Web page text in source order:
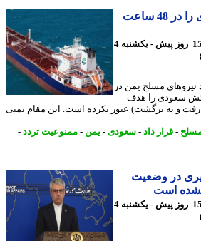
یمن 3 نفتکش سعودی را در 48 ساعت
15 روز پیش - یکشنبه 4
مسلح یمن در
نفتکش سعودی را هدف
و نه برگشت) عبور نکرده است. این مقام یمنی
-قرار داد-سعودی-یمن -ممنوعیت تردد -
در وضعیت
است
15 روز پیش - یکشنبه 4